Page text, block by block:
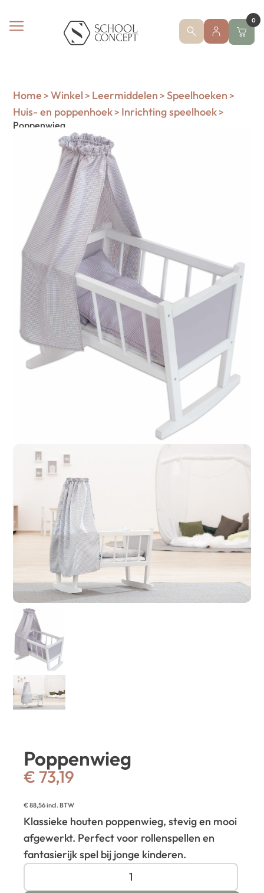
0
Home > Winkel > Leermiddelen > Speelhoeken >
Huis- en poppenhoek> Inrichting speelhoek>
Poppenwieg
Poppenwieg
€ 73,19
€88,56incl. BTW
Klassieke houten poppenwieg, stevig en mooi
afgewerkt. Perfect voor rollenspellen en
fantasierijk spel bij jonge kinderen.